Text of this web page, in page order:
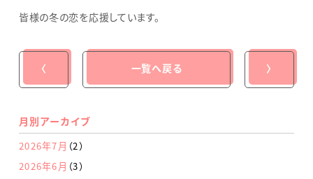
皆様の冬の恋を応援しています。
〈 一覧へ戻る 〉
月別アーカイブ
2026年7月 （2）
2026年6月 （3）